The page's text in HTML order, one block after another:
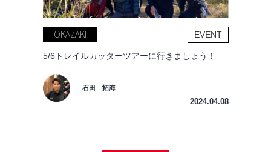
OKAZAKI EVENT
5/6トレイルカッターツアーに行きましょう！
石田 拓海
2024.04.08